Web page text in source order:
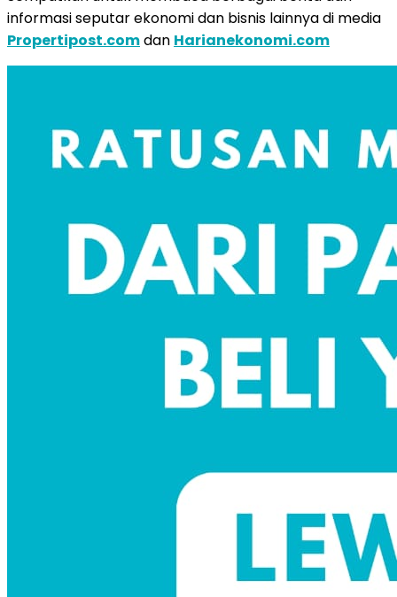
informasi seputar ekonomi dan bisnis lainnya di media
Propertipost.comdan Harianekonomi.com